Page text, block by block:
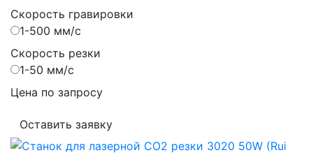
Скорость гравировки
1-500 мм/с
Скорость резки
1-50 мм/с
Цена по запросу
Оставить заявку